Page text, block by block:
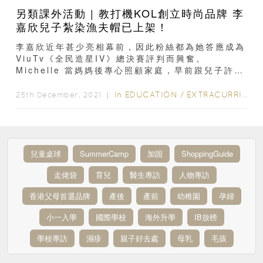
另類課外活動 | 教打機KOL創立時尚品牌 李
嘉欣兒子紮染漁夫帽已上架！
李嘉欣近年甚少亮相幕前，因此粉絲都為她答應成為
ViuTv《全民造星IV》總決賽評判而興奮。
Michelle 當媽媽後專心照顧家庭，早前跟兒子許建
25th December, 2021 ｜ In EDUCATION / EXTRACURRICULAR ACTIVITIES
兒童桌球 SummerCamp 加固
ShoppingGuide
走佬袋
育兒 醫生專訪
人物專訪
香港父母首選品牌
產後 產前 幼稚園
孕婦
小一入學
國際學校 海外升學
IB放榜
學校專訪
濕疹 親子好去處 母乳 毛孩